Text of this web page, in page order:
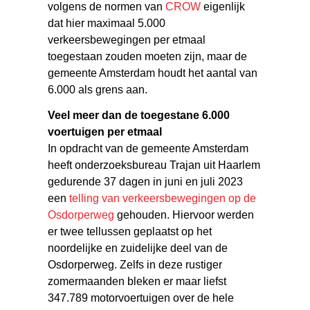
volgens de normen vanCROW eigenlijk
dat hier maximaal 5.000
verkeersbewegingen per etmaal
toegestaan zouden moeten zijn, maar de
gemeente Amsterdam houdt het aantal van
6.000 als grens aan.
Veel meer dan de toegestane 6.000
voertuigen per etmaal
In opdracht van de gemeente Amsterdam
heeft onderzoeksbureau Trajan uit Haarlem
gedurende 37 dagen in juni en juli 2023
eentelling van verkeersbewegingen op de
Osdorperweg gehouden. Hiervoor werden
er twee tellussen geplaatst op het
noordelijke en zuidelijke deel van de
Osdorperweg. Zelfs in deze rustiger
zomermaanden bleken er maar liefst
347.789 motorvoertuigen over de hele